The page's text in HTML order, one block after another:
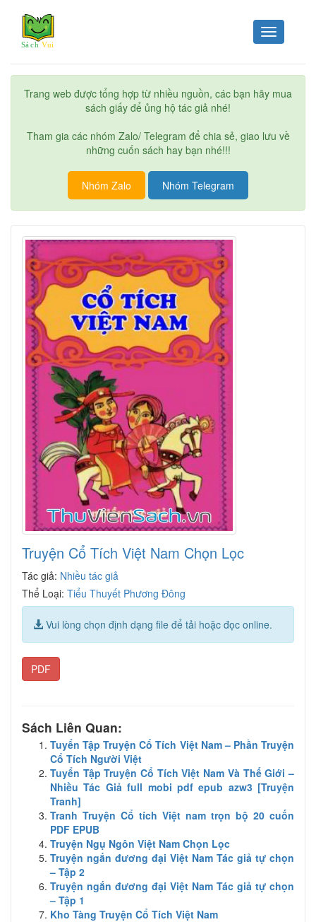
Toggle
navigation
Trang web được tổng hợp từ nhiều nguồn, các bạn hãy mua
sách giấy để ủng hộ tác giả nhé!
Tham gia các nhóm Zalo/ Telegram để chia sẻ, giao lưu về
những cuốn sách hay bạn nhé!!!
Nhóm Zalo Nhóm Telegram
Truyện Cổ Tích Việt Nam Chọn Lọc
Tác giả: Nhiều tác giả
Thể Loại: Tiểu Thuyết Phương Đông
Vui lòng chọn định dạng file để tải hoặc đọc online.
PDF
Sách Liên Quan:
Tuyển Tập Truyện Cổ Tích Việt Nam – Phần Truyện
Cổ Tích Người Việt
Tuyển Tập Truyện Cổ Tích Việt Nam Và Thế Giới –
Nhiều Tác Giả full mobi pdf epub azw3 [Truyện
Tranh]
Tranh Truyện Cổ tích Việt nam trọn bộ 20 cuốn
PDF EPUB
Truyện Ngụ Ngôn Việt Nam Chọn Lọc
Truyện ngắn đương đại Việt Nam Tác giả tự chọn
– Tập 2
Truyện ngắn đương đại Việt Nam Tác giả tự chọn
– Tập 1
Kho Tàng Truyện Cổ Tích Việt Nam